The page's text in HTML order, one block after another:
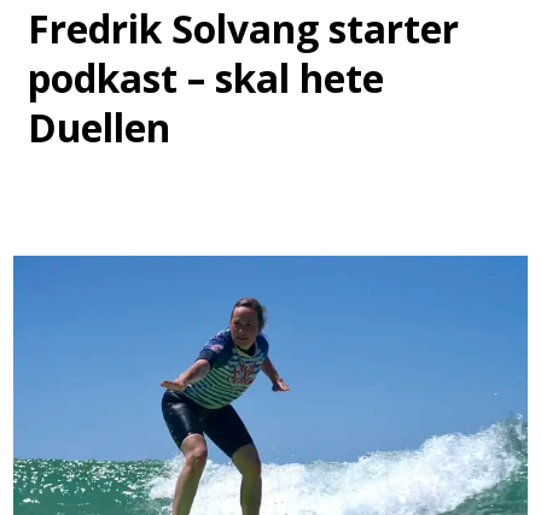
Fredrik Solvang starter
podkast – skal hete
Duellen